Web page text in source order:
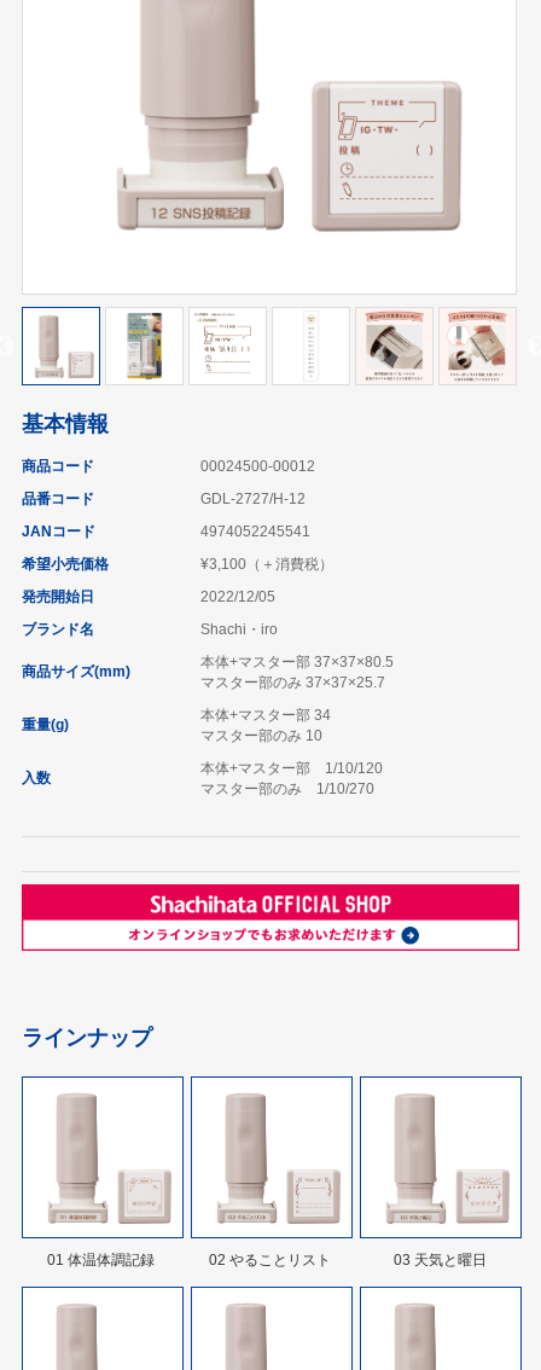
基本情報
商品コード
00024500-00012
品番コード
GDL-2727/H-12
JANコード
4974052245541
希望小売価格
¥3,100（＋消費税）
発売開始日
2022/12/05
ブランド名
Shachi・iro
商品サイズ(mm)
本体+マスター部 37×37×80.5
マスター部のみ 37×37×25.7
重量(g)
本体+マスター部 34
マスター部のみ 10
入数
本体+マスター部 1/10/120
マスター部のみ 1/10/270
ラインナップ
01 体温体調記録 02 やることリスト 03 天気と曜日